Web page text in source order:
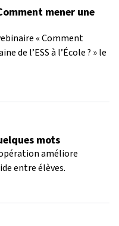
mener une
« Comment
de l’ESS à l’École ? » le
mots
améliore
entre élèves.